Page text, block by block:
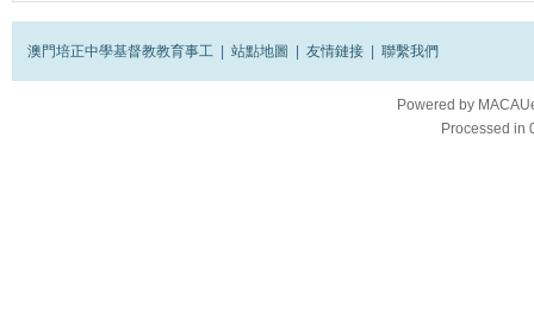
澳門培正中學基督教教育事工 站點地圖 友情鏈接 聯繫我們
Powered by
Processed in